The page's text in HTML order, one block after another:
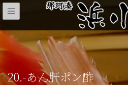
20.-あん肝ポン酢